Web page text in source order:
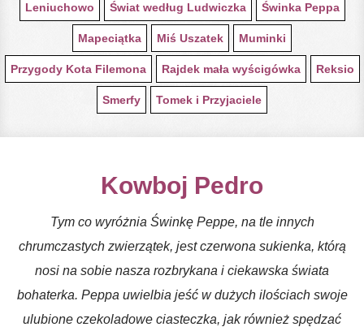
Leniuchowo Świat według Ludwiczka Świnka Peppa
Mapeciątka Miś Uszatek Muminki
Przygody Kota Filemona Rajdek mała wyścigówka Reksio
Smerfy Tomek i Przyjaciele
Kowboj Pedro
Tym co wyróżnia Świnkę Peppe, na tle innych
chrumczastych zwierzątek, jest czerwona sukienka, którą
nosi na sobie nasza rozbrykana i ciekawska świata
bohaterka. Peppa uwielbia jeść w dużych ilościach swoje
ulubione czekoladowe ciasteczka, jak również spędzać